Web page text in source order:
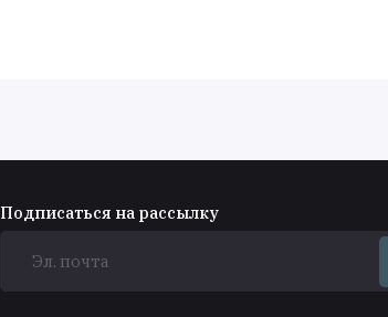
Подписаться на рассылку